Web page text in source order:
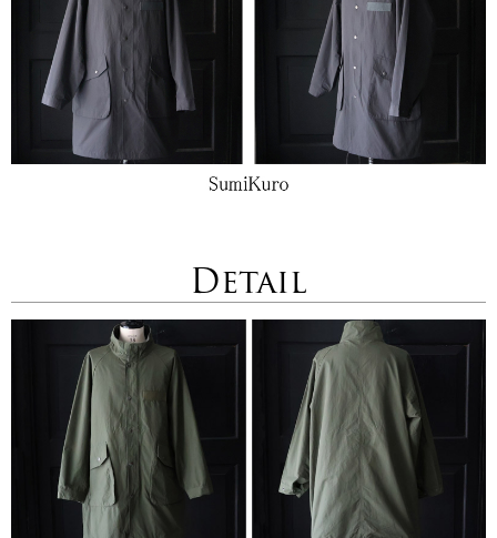
Detail